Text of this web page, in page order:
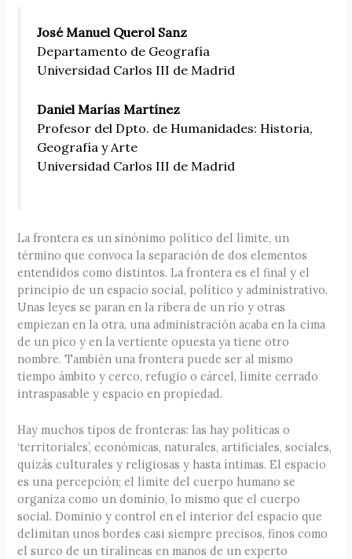
José Manuel Querol Sanz
Departamento de Geografía
Universidad Carlos III de Madrid
Daniel Marías Martínez
Profesor del Dpto. de Humanidades: Historia,
Geografía y Arte
Universidad Carlos III de Madrid
La frontera es un sinónimo político del límite, un
término que convoca la separación de dos elementos
entendidos como distintos. La frontera es el final y el
principio de un espacio social, político y administrativo.
Unas leyes se paran en la ribera de un río y otras
empiezan en la otra, una administración acaba en la cima
de un pico y en la vertiente opuesta ya tiene otro
nombre. También una frontera puede ser al mismo
tiempo ámbito y cerco, refugio o cárcel, límite cerrado
intraspasable y espacio en propiedad.
Hay muchos tipos de fronteras: las hay políticas o
‘territoriales’, económicas, naturales, artificiales, sociales,
quizás culturales y religiosas y hasta íntimas. El espacio
es una percepción; el límite del cuerpo humano se
organiza como un dominio, lo mismo que el cuerpo
social. Dominio y control en el interior del espacio que
delimitan unos bordes casi siempre precisos, finos como
el surco de un tiralíneas en manos de un experto